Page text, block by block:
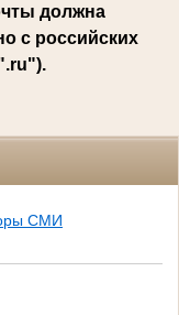
должна
с российских
СМИ